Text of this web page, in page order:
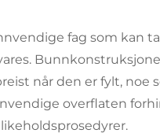
fag som kan
når den er fylt, noe
overflaten